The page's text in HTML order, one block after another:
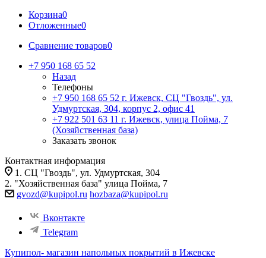
Корзина0
Отложенные0
Сравнение товаров0
+7 950 168 65 52
Назад
Телефоны
+7 950 168 65 52 г. Ижевск, СЦ "Гвоздь", ул.
Удмуртская, 304, корпус 2, офис 41
+7 922 501 63 11 г. Ижевск, улица Пойма, 7
(Хозяйственная база)
Заказать звонок
Контактная информация
1. СЦ "Гвоздь", ул. Удмуртская, 304
2. "Хозяйственная база" улица Пойма, 7
gvozd@kupipol.ru hozbaza@kupipol.ru
Вконтакте
Telegram
Купипол- магазин напольных покрытий в Ижевске